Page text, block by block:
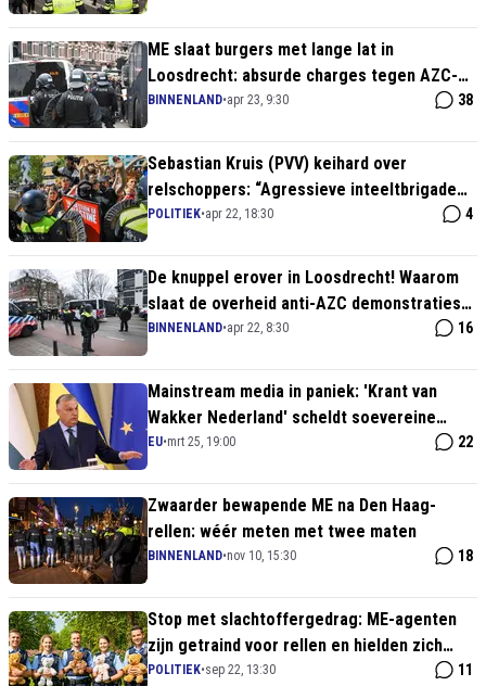
ME slaat burgers met lange lat in
Loosdrecht: absurde charges tegen AZC-
protest – beelden schokken Nederland
BINNENLAND•apr 23, 9:30 38
Sebastian Kruis (PVV) keihard over
relschoppers: “Agressieve inteeltbrigade
een paar tikken geven” – storm van
POLITIEK•apr 22, 18:30 4
De knuppel erover in Loosdrecht! Waarom
slaat de overheid anti-AZC demonstraties
wél genadeloos neer?
BINNENLAND•apr 22, 8:30 16
Mainstream media in paniek: 'Krant van
Wakker Nederland' scheldt soevereine
leider Orbán uit voor charlatan
EU•mrt 25, 19:00 22
Zwaarder bewapende ME na Den Haag-
rellen: wéér meten met twee maten
BINNENLAND•nov 10, 15:30 18
Stop met slachtoffergedrag: ME-agenten
zijn getraind voor rellen en hielden zich
uitstekend staande
POLITIEK•sep 22, 13:30 11